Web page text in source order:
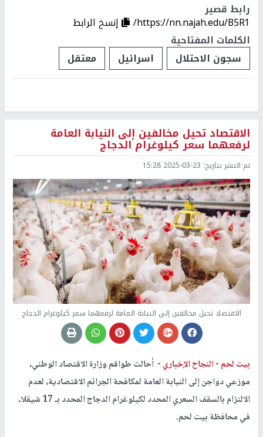
رابط قصير
https://nn.najah.edu/B5R1/
إنسخ الرابط
الكلمات المفتاحية
سجون الاحتلال
اسرائيل معتقل
الاقتصاد تحيل مخالفين إلى النيابة العامة
لرفعهما سعر كيلوغرام الدجاج
تم النشر بتاريخ: 2025-03-23 15:28
الاقتصاد تحيل مخالفين إلى النيابة العامة لرفعهما سعر كيلوغرام الدجاج
بيت لحم -النجاح الإخباري - أحالت طواقم وزارة الاقتصاد الوطني،
موزعي دواجن إلى النيابة العامة لمكافحة الجرائم الاقتصادية، لعدم
الالتزام بالسقف السعري المحدد لكيلوغرام الدجاج المحدد بـ 17 شيقلا،
في محافظة بيت لحم.